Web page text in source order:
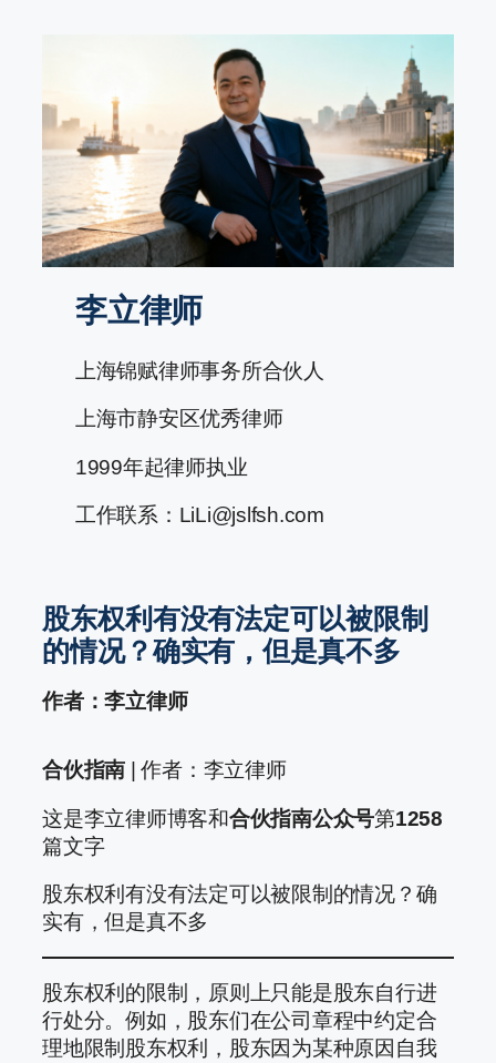
李立律师
上海锦赋律师事务所合伙人
上海市静安区优秀律师
1999年起律师执业
工作联系：LiLi@jslfsh.com
股东权利有没有法定可以被限制
的情况？确实有，但是真不多
作者：李立律师
合伙指南 | 作者：李立律师
这是李立律师博客和合伙指南公众号第1258
篇文字
股东权利有没有法定可以被限制的情况？确
实有，但是真不多
股东权利的限制，原则上只能是股东自行进
行处分。例如，股东们在公司章程中约定合
理地限制股东权利，股东因为某种原因自我